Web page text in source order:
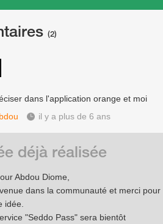
(2)
dans l'application orange et moi
il y a plus de 6 ans
Abdou Diome,
dans la communauté et merci pour
idée.
"Seddo Pass" sera bientôt
déjà réalisée